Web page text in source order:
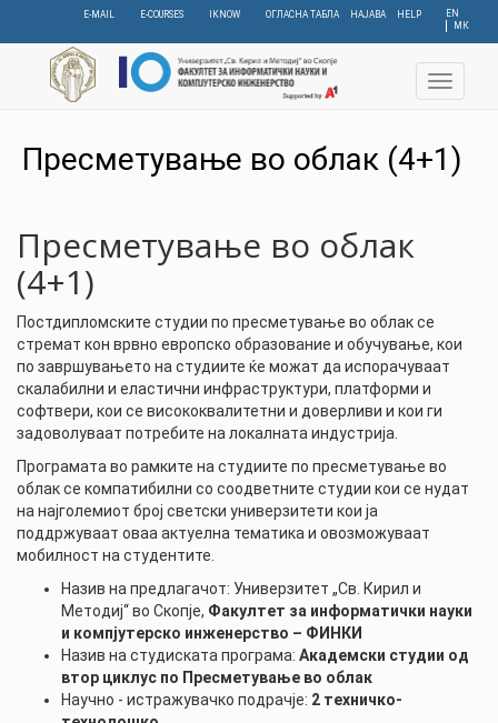
content
EN
МК
E-MAIL E-COURSES IKNOW ОГЛАСНА ТАБЛА НАЈАВА HELP
Toggle
Пресметување во облак (4+1)
Пресметување во облак
(4+1)
Постдипломските студии по пресметување во облак се
стремат кон врвно европско образование и обучување, кои
по завршувањето на студиите ќе можат да испорачуваат
скалабилни и еластични инфраструктури, платформи и
софтвери, кои се висококвалитетни и доверливи и кои ги
задоволуваат потребите на локалната индустрија.
Програмата во рамките на студиите по пресметување во
облак се компатибилни со соодветните студии кои се нудат
на најголемиот број светски универзитети кои ја
поддржуваат оваа актуелна тематика и овозможуваат
мобилност на студентите.
Назив на предлагачот: Универзитет „Св. Кирил и
Методиј“ во Скопје, Факултет за информатички науки
и компјутерско инженерство – ФИНКИ
Назив на студиската програма: Академски студии од
втор циклус по Пресметување во облак
Научно - истражувачко подрачје: 2 техничко-